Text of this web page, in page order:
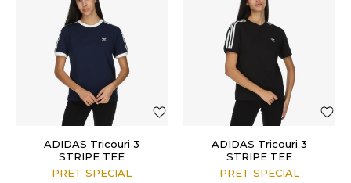
ADIDAS Tricouri 3
STRIPE TEE
PRET SPECIAL
ADIDAS Tricouri 3
STRIPE TEE
PRET SPECIAL